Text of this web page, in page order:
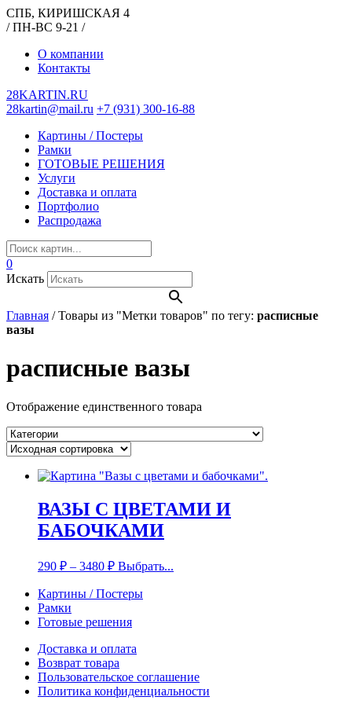
СПБ, КИРИШСКАЯ 4
/ ПН-ВС 9-21 /
О компании
Контакты
28KARTIN.RU
28kartin@mail.ru +7 (931) 300-16-88
Картины / Постеры
Рамки
ГОТОВЫЕ РЕШЕНИЯ
Услуги
Доставка и оплата
Портфолио
Распродажа
0
Искать
Главная /Товары из "Метки товаров" по тегу: расписные
вазы
расписные вазы
Отображение единственного товара
ВАЗЫ С ЦВЕТАМИ И
БАБОЧКАМИ
290 ₽ – 3480 ₽ Выбрать...
Картины / Постеры
Рамки
Готовые решения
Доставка и оплата
Возврат товара
Пользовательское соглашение
Политика конфиденциальности